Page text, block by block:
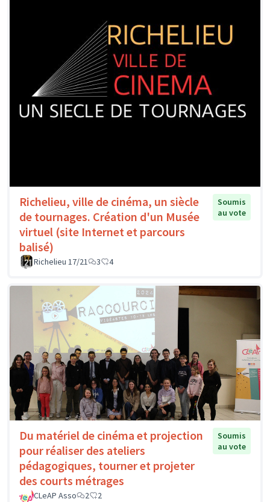
Richelieu, ville de cinéma, un siècle
de tournages. Création d'un Musée
virtuel (site Internet et parcours
balisé)
Soumis
au vote
Richelieu 17/21 3 4
Du matériel de cinéma et projection
pour réaliser des ateliers
pédagogiques, tourner et projeter
des courts métrages
Soumis
au vote
CLeAP Asso 2 2